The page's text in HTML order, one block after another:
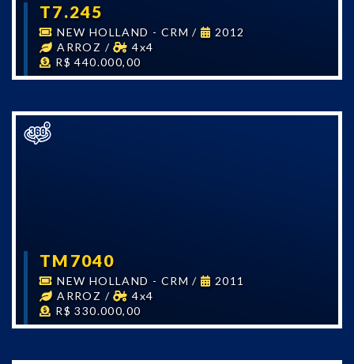
T7.245
NEW HOLLAND - CRM /
2012
ARROZ /
4x4
R$ 440.000,00
TM7040
NEW HOLLAND - CRM /
2011
ARROZ /
4x4
R$ 330.000,00